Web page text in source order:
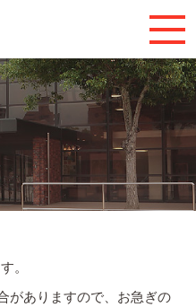
。
がありますので、お急ぎの